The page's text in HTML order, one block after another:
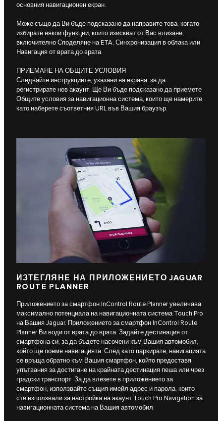
основния навигационен екран.
Може също да Ви бъде подсказано да направите това, когато
избирате някои функции, които изискват от Вас влизане,
включително Споделяне на ETA, Синхронизация в облака или
Навигация от врата до врата.
ПРИЕМАНЕ НА ОБЩИТЕ УСЛОВИЯ
Следвайте инструкциите, указани на екрана, за да
регистрирате нов акаунт. Ще Ви бъде подсказано да приемете
Общите условия за навигационна система, които ще намерите,
като наберете съответния URL във Вашия браузър.
ИЗТЕГЛЯНЕ НА ПРИЛОЖЕНИЕТО JAGUAR
ROUTE PLANNER
Приложението за смартфон InControl Route Planner увеличава
максимално потенциала на навигационната система Touch Pro
на Вашия Jaguar. Приложението за смартфон InControl Route
Planner Ви води от врата до врата. Задайте дестинация от
смартфона си, за да бъдете насочени към Вашия автомобил,
който ще поеме навигацията. След като паркирате, навигацията
се връща обратно към Вашия смартфон, който предоставя
упътвания за достигане на крайната дестинация пеша или чрез
градски транспорт. За да влезете в приложението за
смартфон, използвайте същия имейл адрес и парола, които
сте използвали за настройка на акаунт Touch Pro Navigation за
навигационната система на Вашия автомобил.